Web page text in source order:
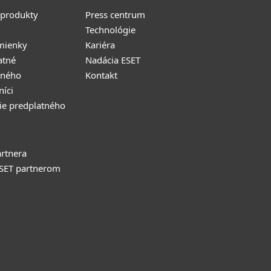
predplatného
partnerom
Press centrum
Technológie
Kariéra
Nadácia ESET
Kontakt